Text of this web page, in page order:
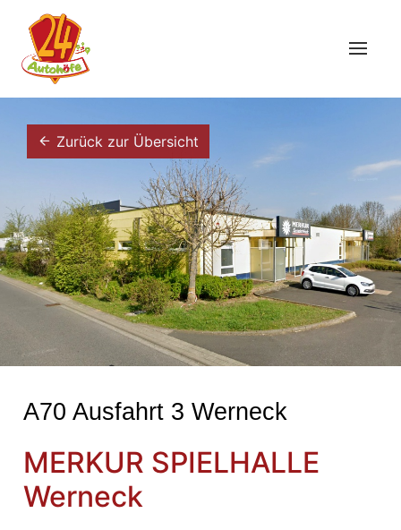
Zurück zur Übersicht
A70 Ausfahrt 3 Werneck
MERKUR SPIELHALLE
Werneck